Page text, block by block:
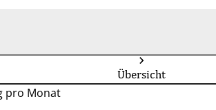
Übersicht
pro Monat